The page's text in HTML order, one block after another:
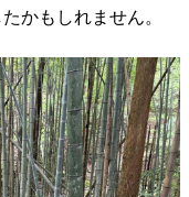
かもしれません。